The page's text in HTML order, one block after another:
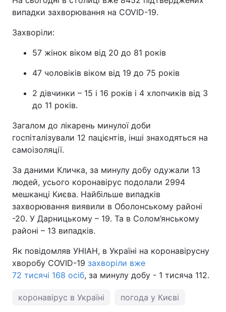
випадки захворювання на COVID-19.
Захворіли:
57 жінок віком від 20 до 81 років
47 чоловіків віком від 19 до 75 років
2 дівчинки – 15 і 16 років і 4 хлопчиків від 3
до 11 років.
Загалом до лікарень минулої доби
госпіталізували 12 пацієнтів, інші знаходяться на
самоізоляції.
За даними Кличка, за минулу добу одужали 13
людей, усього коронавірус подолали 2994
мешканці Києва. Найбільше випадків
захворювання виявили в Оболонському районі
-20. У Дарницькому – 19. Та в Солом’янському
районі – 13 випадків.
Як повідомляв УНІАН, в Україні на коронавірусну
хворобу COVID-19 захворіли вже
72 тисячі 168 осіб, за минулу добу - 1 тисяча 112.
коронавірус в Україні погода у Києві